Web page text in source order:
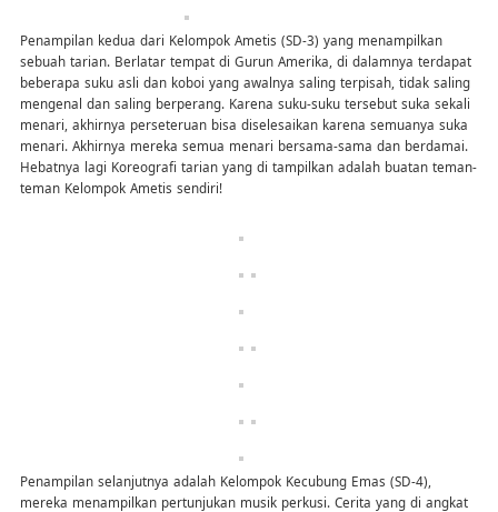
Penampilan kedua dari Kelompok Ametis (SD-3) yang menampilkan
sebuah tarian. Berlatar tempat di Gurun Amerika, di dalamnya terdapat
beberapa suku asli dan koboi yang awalnya saling terpisah, tidak saling
mengenal dan saling berperang. Karena suku-suku tersebut suka sekali
menari, akhirnya perseteruan bisa diselesaikan karena semuanya suka
menari. Akhirnya mereka semua menari bersama-sama dan berdamai.
Hebatnya lagi Koreografi tarian yang di tampilkan adalah buatan teman-
teman Kelompok Ametis sendiri!
Penampilan selanjutnya adalah Kelompok Kecubung Emas (SD-4),
mereka menampilkan pertunjukan musik perkusi. Cerita yang di angkat